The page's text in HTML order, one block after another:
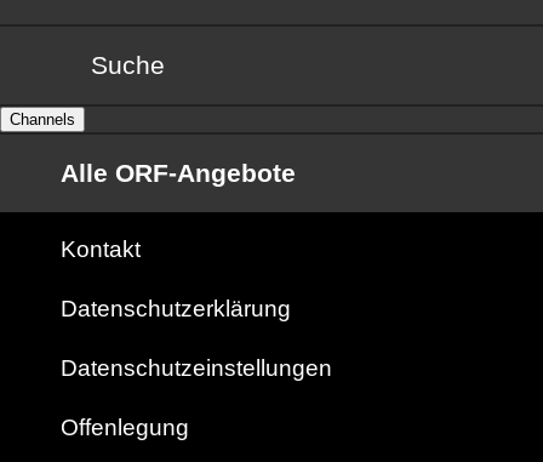
Suche
Channels
Alle ORF-Angebote
Kontakt
Datenschutzerklärung
Datenschutzeinstellungen
Offenlegung